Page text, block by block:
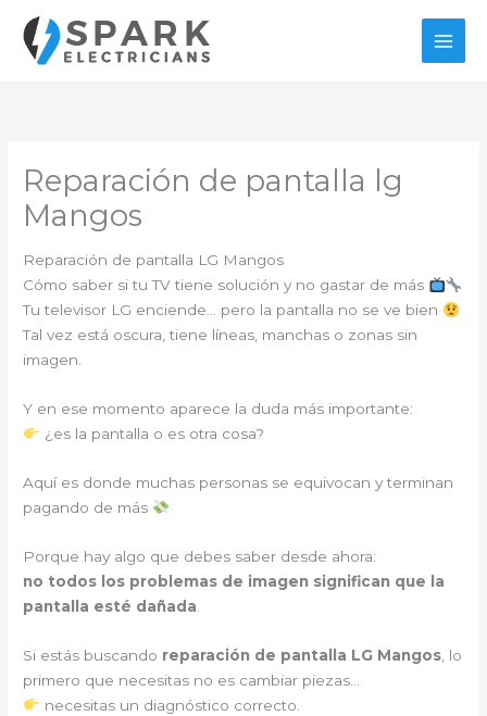
contenido
Reparación de pantalla lg
Mangos
Reparación de pantalla LG Mangos
Cómo saber si tu TV tiene solución y no gastar de más
Tu televisor LG enciende… pero la pantalla no se ve bien
Tal vez está oscura, tiene líneas, manchas o zonas sin
imagen.
Y en ese momento aparece la duda más importante:
¿es la pantalla o es otra cosa?
Aquí es donde muchas personas se equivocan y terminan
pagando de más
Porque hay algo que debes saber desde ahora:
no todos los problemas de imagen significan que la
pantalla esté dañada
Si estás buscando reparación de pantalla LG Mangos , lo
primero que necesitas no es cambiar piezas…
necesitas un diagnóstico correcto.